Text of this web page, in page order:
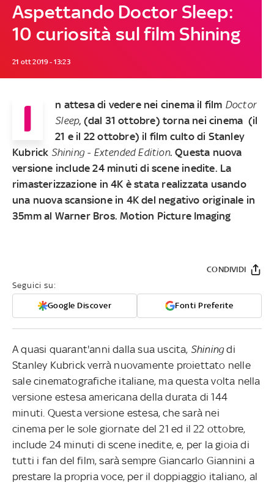
Aspettando Doctor Sleep:
10 curiosità sul film Shining
21 ott 2019 - 13:23
I n attesa di vedere nei cinema il film Doctor
Sleep, (dal 31 ottobre) torna nei cinema (il
21 e il 22 ottobre) il film culto di Stanley
Kubrick Shining - Extended Edition. Questa nuova
versione include 24 minuti di scene inedite. La
rimasterizzazione in 4K è stata realizzata usando
una nuova scansione in 4K del negativo originale in
35mm al Warner Bros. Motion Picture Imaging
Seguici su:
Google Discover Fonti Preferite
CONDIVIDI
A quasi quarant'anni dalla sua uscita, Shiningdi
Stanley Kubrick verrà nuovamente proiettato nelle
sale cinematografiche italiane, ma questa volta nella
versione estesa americana della durata di 144
minuti. Questa versione estesa, che sarà nei
cinema per le sole giornate del 21 ed il 22 ottobre,
include 24 minuti di scene inedite, e, per la gioia di
tutti i fan del film, sarà sempre Giancarlo Giannini a
prestare la propria voce, per il doppiaggio italiano, al